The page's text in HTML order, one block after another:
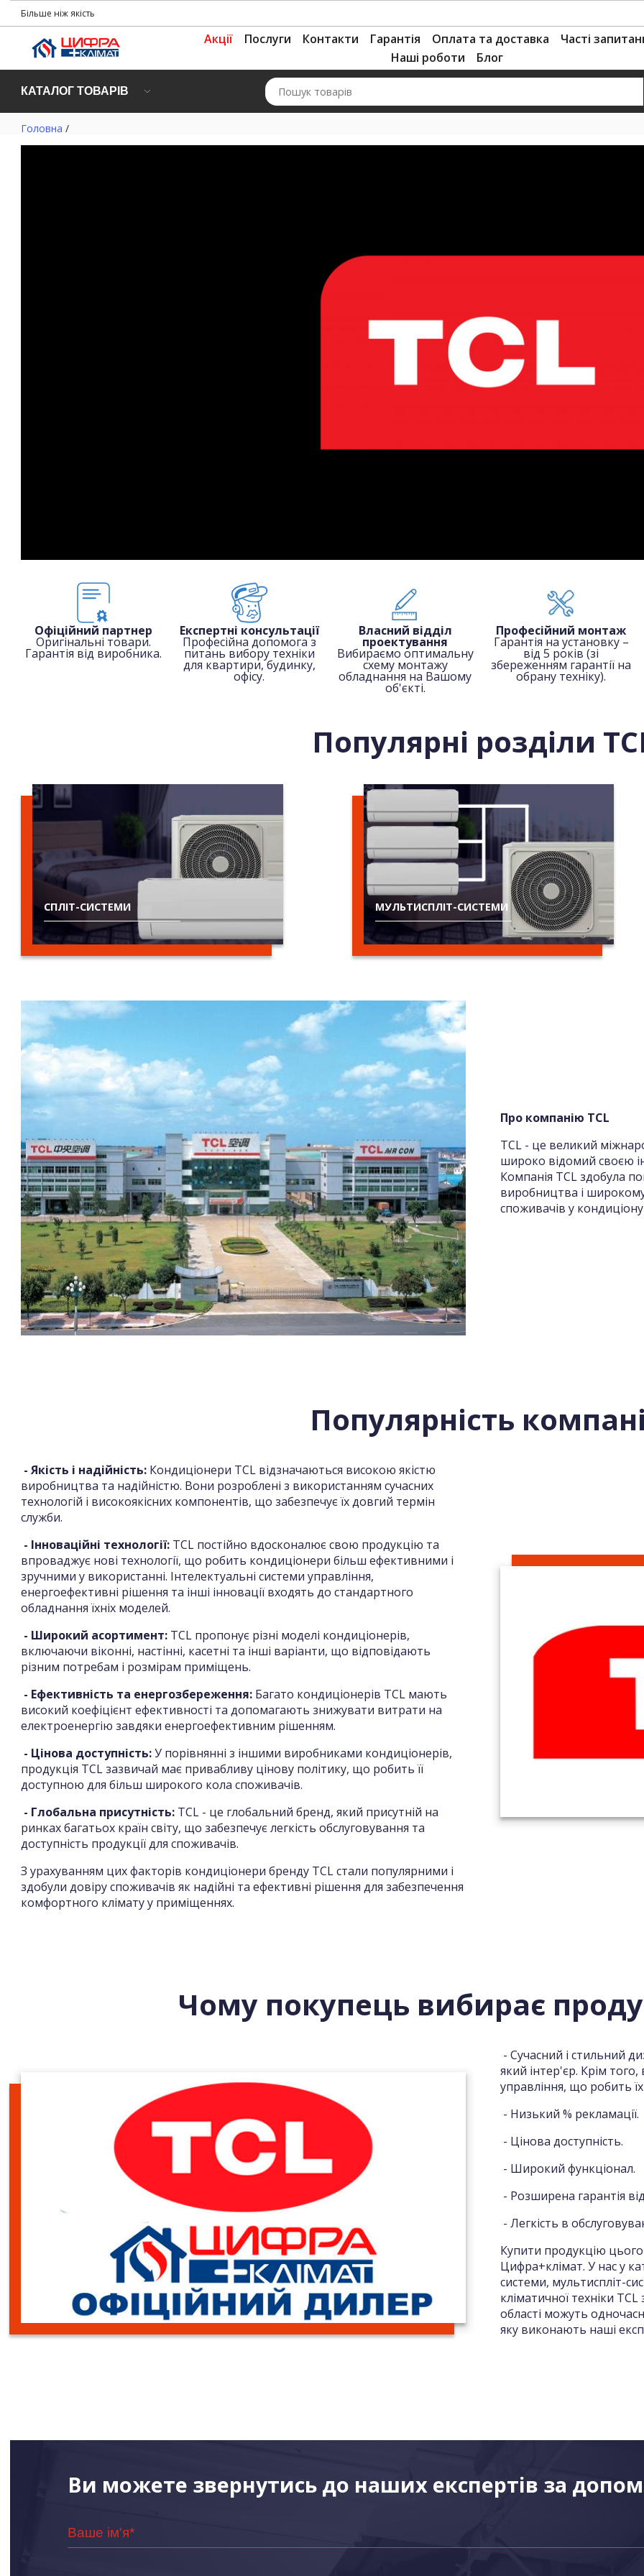
Офіційний партнер
Оригінальні товари.
Гарантія від виробника.
Експертні консультації
Професійна допомога з
питань вибору техніки
для квартири, будинку,
офісу.
Власний відділ
проектування
Вибираємо оптимальну
схему монтажу
обладнання на Вашому
об'єкті.
Професійний монтаж
Гарантія на установку –
від 5 років (зі
збереженням гарантії на
обрану техніку).
Популярні розділи
СПЛІТ-СИСТЕМИ МУЛЬТИСПЛІТ-СИСТЕМИ
Про компанію TCL
TCL - це великий
широко відомий своєю
Компанія TCL здобула
виробництва і
споживачів у
Популярність
- Якість і надійність: Кондиціонери TCL відзначаються високою якістю
виробництва та надійністю. Вони розроблені з використанням сучасних
технологій і високоякісних компонентів, що забезпечує їх довгий термін
служби.
- Інноваційні технології: TCL постійно вдосконалює свою продукцію та
впроваджує нові технології, що робить кондиціонери більш ефективними і
зручними у використанні. Інтелектуальні системи управління,
енергоефективні рішення та інші інновації входять до стандартного
обладнання їхніх моделей.
- Широкий асортимент: TCL пропонує різні моделі кондиціонерів,
включаючи віконні, настінні, касетні та інші варіанти, що відповідають
різним потребам і розмірам приміщень.
- Ефективність та енергозбереження: Багато кондиціонерів TCL мають
високий коефіцієнт ефективності та допомагають знижувати витрати на
електроенергію завдяки енергоефективним рішенням.
- Цінова доступність:У порівнянні з іншими виробниками кондиціонерів,
продукція TCL зазвичай має привабливу цінову політику, що робить її
доступною для більш широкого кола споживачів.
- Глобальна присутність: TCL - це глобальний бренд, який присутній на
ринках багатьох країн світу, що забезпечує легкість обслуговування та
доступність продукції для споживачів.
З урахуванням цих факторів кондиціонери бренду TCL стали популярними і
здобули довіру споживачів як надійні та ефективні рішення для забезпечення
комфортного клімату у приміщеннях.
Чому покупець вибирає
- Сучасний і стильний
який інтер'єр. Крім
управління, що робить
- Низький % рекламації.
- Цінова доступність.
- Широкий функціонал.
- Розширена гарантія
- Легкість в
Купити продукцію
Цифра+клімат. У нас у
системи, мультиспліт-
кліматичної техніки
області можуть
яку виконають наші
Ви можете звернутись до наших експертів за
Більше ніж якість
Акції Послуги Контакти Гарантія Оплата та доставка
Часті
Наші роботи
Блог
КАТАЛОГ ТОВАРІВ
Головна /